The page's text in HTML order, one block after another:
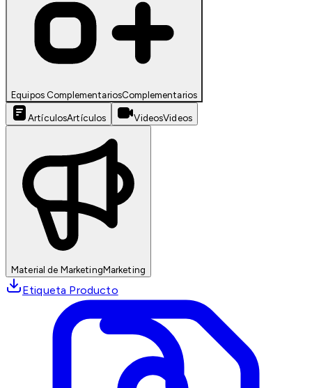
Equipos ComplementariosComplementarios
ArtículosArtículos VideosVideos
Material de MarketingMarketing
Etiqueta Producto